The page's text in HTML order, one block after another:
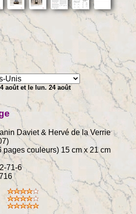
août et le lun. 24 août
Daviet & Hervé de la Verrie
pages couleurs) 15 cm x 21 cm
71-6